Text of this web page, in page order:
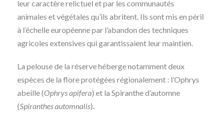
leur caractère relictuel et par les communautés
animales et végétales qu’ils abritent. Ils sont mis en péril
à l’échelle européenne par l’abandon des techniques
agricoles extensives qui garantissaient leur maintien.
La pelouse de la réserve héberge notamment deux
espèces de la flore protégées régionalement : l’Ophrys
abeille (Ophrys apifera) et la Spiranthe d’automne
(Spiranthes automnalis).